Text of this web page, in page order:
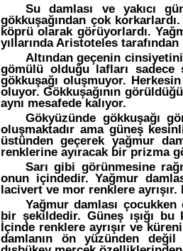
Su damlası ve yakıcı
gökkuşağından çok
köprü olarak görüyorlardı.
yıllarında Aristoteles
Altından geçenin
gömülü olduğu lafları sadece
gökkuşağı oluşmuyor.
oluyor. Gökkuşağının
aynı mesafede kalıyor.
Gökyüzünde gökkuşağı
oluşmaktadır ama güneş
üstünden geçerek yağmur
renklerine ayıracak bir prizma
Sarı gibi görünmesine
onun içindedir. Yağmur
lacivert ve mor renklere ayrışır.
Yağmur damlası
bir şekildedir. Güneş ışığı
İçinde renklere ayrışır ve
damlanın ön yüzünden değil